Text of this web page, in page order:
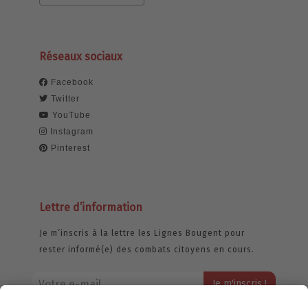
Réseaux sociaux
Facebook
Twitter
YouTube
Instagram
Pinterest
Lettre d’information
Je m’inscris à la lettre les Lignes Bougent pour
rester informé(e) des combats citoyens en cours.